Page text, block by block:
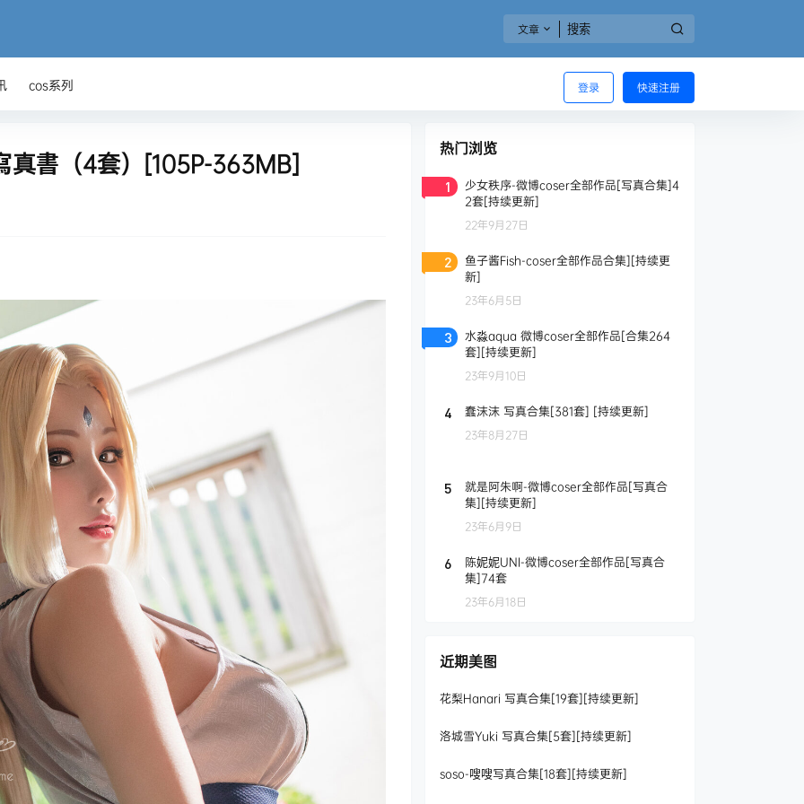
文章
登录 快速注册
cos系列
真書（4套）[105P-363MB] 热门浏览
1
少女秩序-微博coser全部作品[写真合集]4
2套[持续更新]
22年9月27日
2
鱼子酱Fish-coser全部作品合集][持续更
新]
23年6月5日
3
水淼aqua 微博coser全部作品[合集264
套][持续更新]
23年9月10日
4 蠢沫沫 写真合集[381套] [持续更新]
23年8月27日
5
就是阿朱啊-微博coser全部作品[写真合
集][持续更新]
23年6月9日
6
陈妮妮UNI-微博coser全部作品[写真合
集]74套
23年6月18日
近期美图
花梨Hanari 写真合集[19套][持续更新]
洛城雪Yuki 写真合集[5套][持续更新]
soso-嗖嗖写真合集[18套][持续更新]